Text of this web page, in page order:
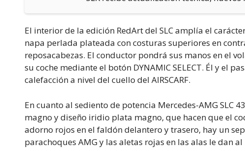
El interior de la edición RedArt del SLC amplía el
napa perlada plateada con costuras superiores en
reposacabezas. El conductor pondrá sus manos en el
su coche mediante el botón DYNAMIC SELECT. Él y el
calefacción a nivel del cuello del AIRSCARF.
En cuanto al sediento de potencia Mercedes-AMG SLC
magno y diseño iridio plata magno, que hacen que el
adorno rojos en el faldón delantero y trasero, hay un
parachoques AMG y las aletas rojas en las alas le dan